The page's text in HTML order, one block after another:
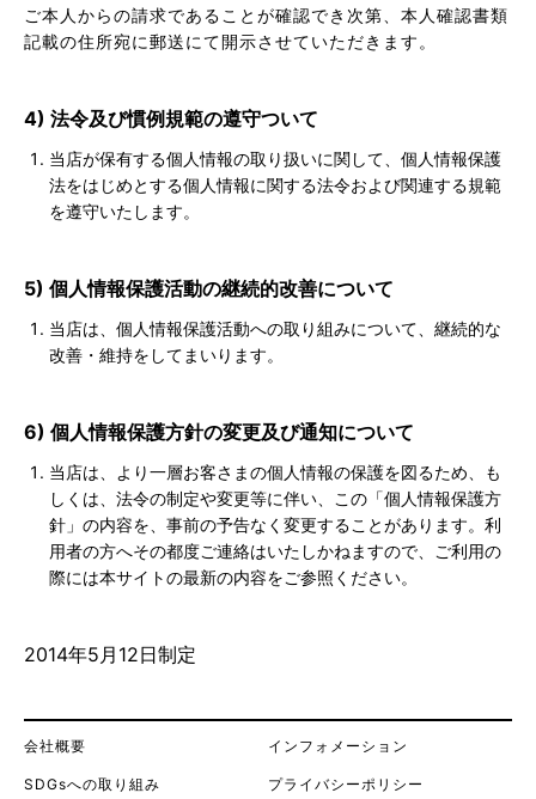
ご本人からの請求であることが確認でき次第、本人確認書類
記載の住所宛に郵送にて開示させていただきます。
4) 法令及び慣例規範の遵守ついて
当店が保有する個人情報の取り扱いに関して、個人情報保護
法をはじめとする個人情報に関する法令および関連する規範
を遵守いたします。
5) 個人情報保護活動の継続的改善について
当店は、個人情報保護活動への取り組みについて、継続的な
改善・維持をしてまいります。
6) 個人情報保護方針の変更及び通知について
当店は、より一層お客さまの個人情報の保護を図るため、も
しくは、法令の制定や変更等に伴い、この「個人情報保護方
針」の内容を、事前の予告なく変更することがあります。利
用者の方へその都度ご連絡はいたしかねますので、ご利用の
際には本サイトの最新の内容をご参照ください。
2014年5月12日制定
会社概要 インフォメーション
SDGsへの取り組み プライバシーポリシー